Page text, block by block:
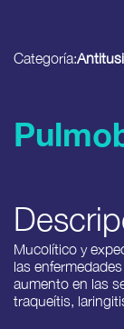
Categoría:
Mucolítico y
las
aumento en las
traqueítis,